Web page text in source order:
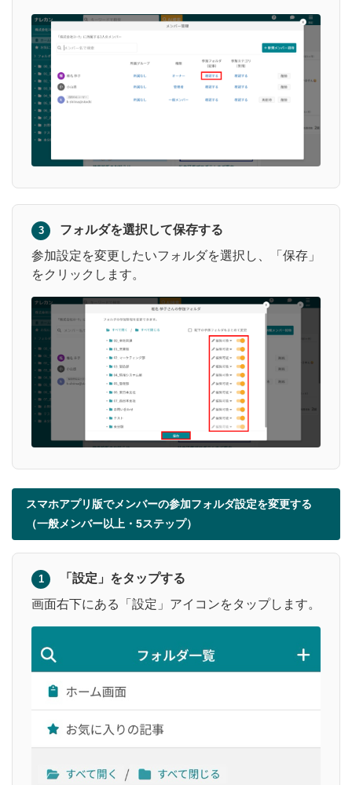
3
フォルダを選択して保存する
参加設定を変更したいフォルダを選択し、「保存」
をクリックします。
スマホアプリ版でメンバーの参加フォルダ設定を変更する
（一般メンバー以上・5ステップ）
1
「設定」をタップする
画面右下にある「設定」アイコンをタップします。